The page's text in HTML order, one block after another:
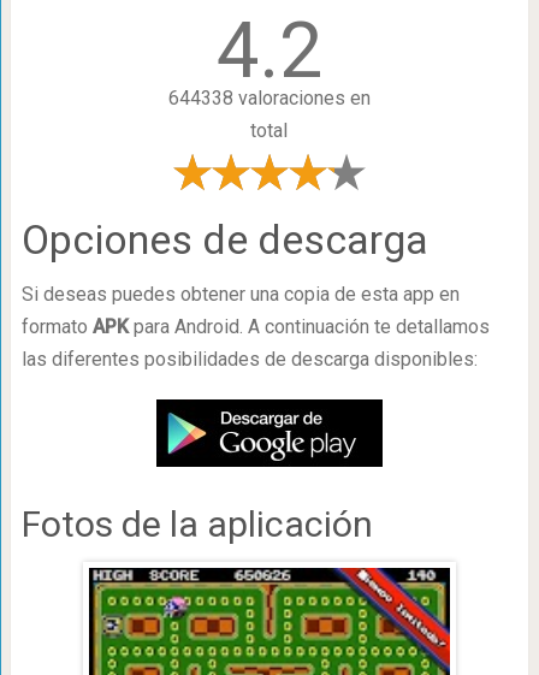
4.2
644338 valoraciones en
total
Opciones de descarga
Si deseas puedes obtener una copia de esta app en
formato APKpara Android. A continuación te detallamos
las diferentes posibilidades de descarga disponibles:
Fotos de la aplicación